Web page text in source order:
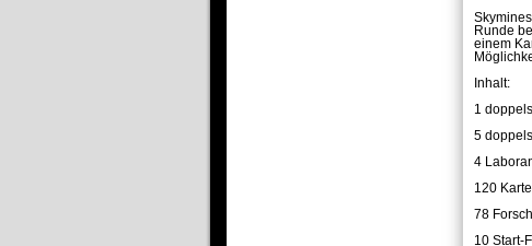
Runde
einem
Inhalt:
1
5
4
120
78
10 Start-